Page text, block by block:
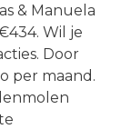
& Manuela
Wil je
Door
per maand.